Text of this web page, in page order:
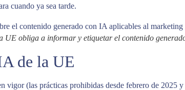
cuando ya sea tarde.
UE obliga a informar y etiquetar el contenido
de la UE
vigor (las prácticas prohibidas desde febrero de 2025